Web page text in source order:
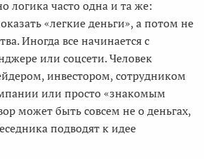
логика часто одна и та же:
«легкие деньги», а потом не
Иногда все начинается с
или соцсети. Человек
инвестором, сотрудником
или просто «знакомым
может быть совсем не о деньгах,
подводят к идее